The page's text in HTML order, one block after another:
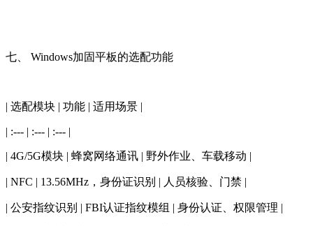
七、 Windows加固平板的选配功能
| 选配模块 | 功能 | 适用场景 |
| :--- | :--- | :--- |
| 4G/5G模块 | 蜂窝网络通讯 | 野外作业、车载移动 |
| NFC | 13.56MHz，身份证识别 | 人员核验、门禁 |
| 公安指纹识别 | FBI认证指纹模组 | 身份认证、权限管理 |